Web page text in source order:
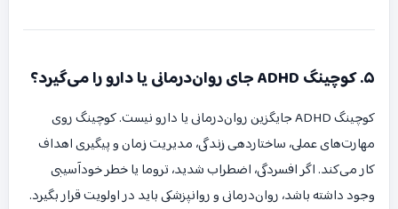
۵. کوچینگ ADHD جای روان‌درمانی یا دارو را می‌گیرد؟
کوچینگ ADHD جایگزین روان‌درمانی یا دارو نیست. کوچینگ روی
مهارت‌های عملی، ساختاردهی زندگی، مدیریت زمان و پیگیری اهداف
کار می‌کند. اگر افسردگی، اضطراب شدید، تروما یا خطر خودآسیبی
وجود داشته باشد، روان‌درمانی و روانپزشکی باید در اولویت قرار بگیرد.